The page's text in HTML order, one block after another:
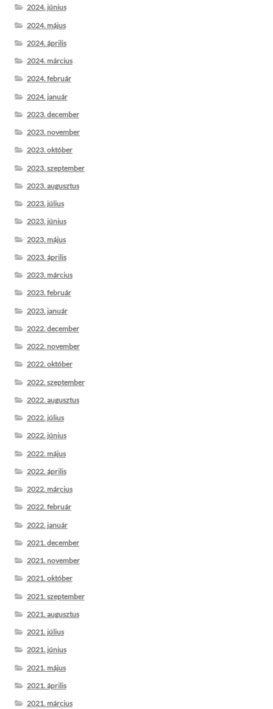
2024. június
2024. május
2024. április
2024. március
2024. február
2024. január
2023. december
2023. november
2023. október
2023. szeptember
2023. augusztus
2023. július
2023. június
2023. május
2023. április
2023. március
2023. február
2023. január
2022. december
2022. november
2022. október
2022. szeptember
2022. augusztus
2022. július
2022. június
2022. május
2022. április
2022. március
2022. február
2022. január
2021. december
2021. november
2021. október
2021. szeptember
2021. augusztus
2021. július
2021. június
2021. május
2021. április
2021. március